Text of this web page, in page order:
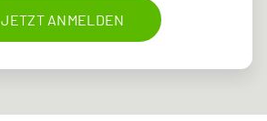
JETZT ANMELDEN